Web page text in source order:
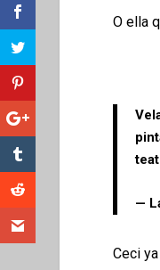
O ella
—
Ceci